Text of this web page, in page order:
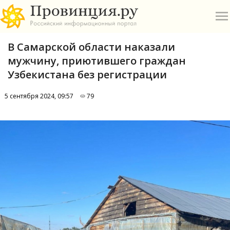
В
Р
В Самарской области наказали
мужчину, приютившего граждан
Узбекистана без регистрации
5 сентября 2024, 09:57 79